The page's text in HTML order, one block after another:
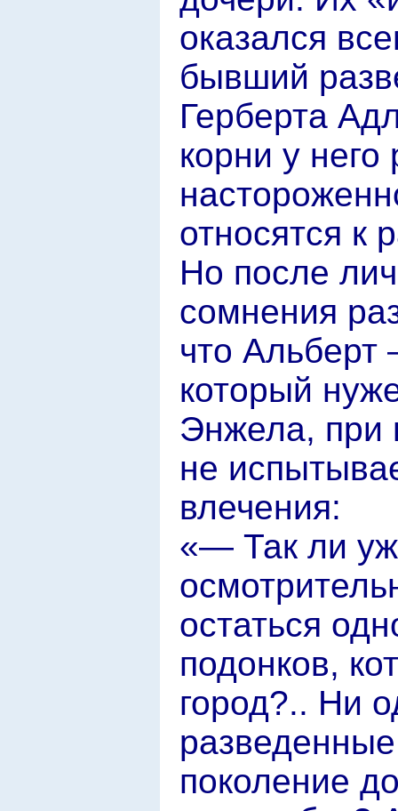
оказался
бывший
Герберта
корни у него
относятся к
Но после
сомнения
что Альберт
который
Энжела, при
не
влечения:
«— Так ли
остаться
подонков,
город?.. Ни
поколение